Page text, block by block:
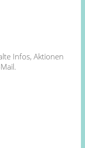
Infos, Aktionen